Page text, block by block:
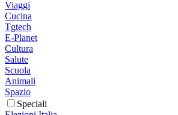
Viaggi
Cucina
Tgtech
E-Planet
Cultura
Salute
Scuola
Animali
Spazio
Speciali